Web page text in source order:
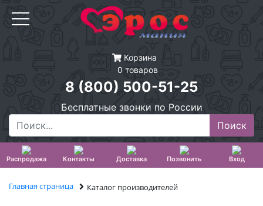
Корзина
0 товаров
8 (800) 500-51-25
Бесплатные звонки по России
Распродажа Контакты Доставка Позвонить Вход
Главная страница Каталог производителей